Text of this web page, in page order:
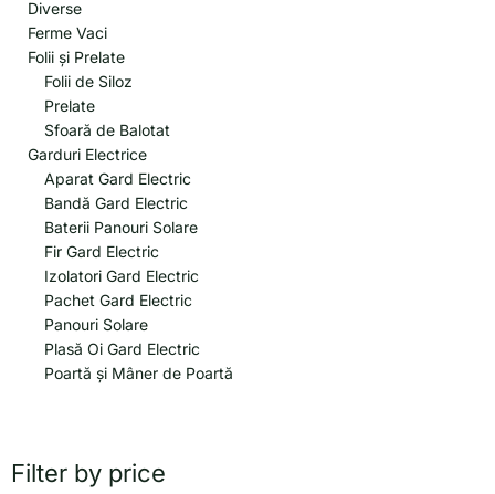
Diverse
Ferme Vaci
Folii și Prelate
Folii de Siloz
Prelate
Sfoară de Balotat
Garduri Electrice
Aparat Gard Electric
Bandă Gard Electric
Baterii Panouri Solare
Fir Gard Electric
Izolatori Gard Electric
Pachet Gard Electric
Panouri Solare
Plasă Oi Gard Electric
Poartă și Mâner de Poartă
Filter by price